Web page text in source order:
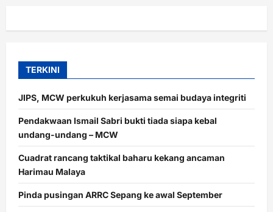
TERKINI
JIPS, MCW perkukuh kerjasama semai budaya integriti
Pendakwaan Ismail Sabri bukti tiada siapa kebal
undang-undang – MCW
Cuadrat rancang taktikal baharu kekang ancaman
Harimau Malaya
Pinda pusingan ARRC Sepang ke awal September